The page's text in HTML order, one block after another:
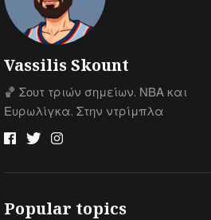
Vassilis Skount
🏀 Σουτ τριών σημείων. ΝΒΑ και
Ευρωλίγκα. Στην ντρίμπλα
Popular topics